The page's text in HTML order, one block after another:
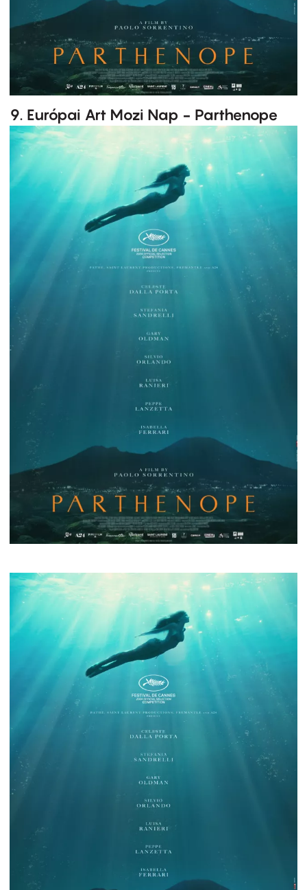
9. Európai Art Mozi Nap - Parthenope